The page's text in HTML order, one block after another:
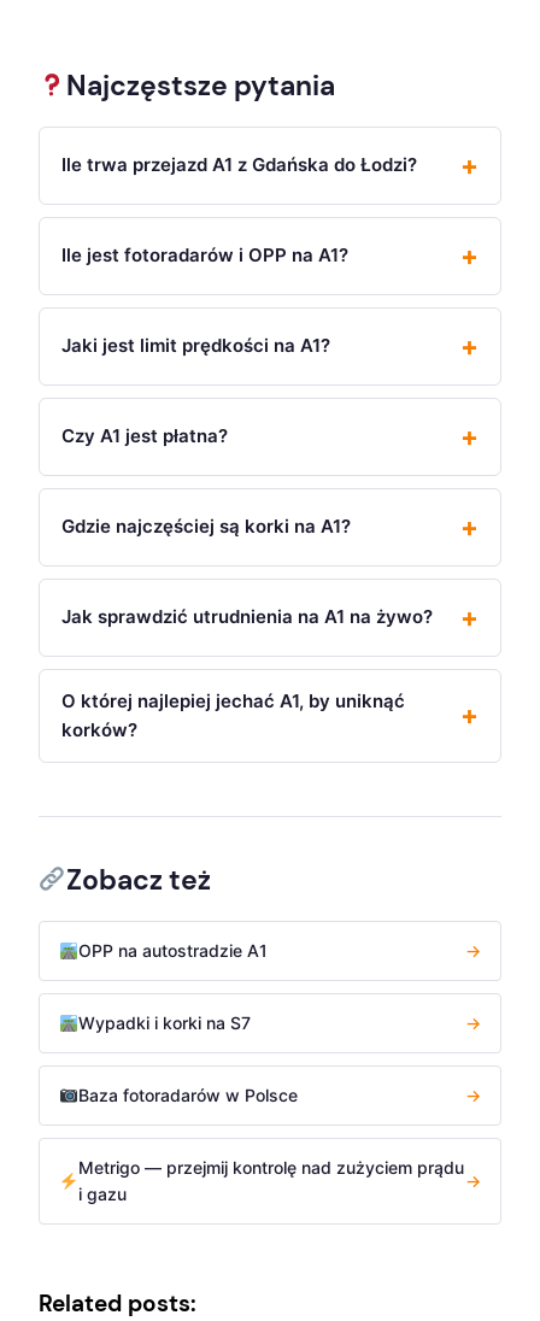
Najczęstsze pytania
Ile trwa przejazd A1 z Gdańska do Łodzi?
Ile jest fotoradarów i OPP na A1?
Jaki jest limit prędkości na A1?
Czy A1 jest płatna?
Gdzie najczęściej są korki na A1?
Jak sprawdzić utrudnienia na A1 na żywo?
O której najlepiej jechać A1, by uniknąć
korków?
Zobacz też
OPP na autostradzie A1 →
Wypadki i korki na S7 →
Baza fotoradarów w Polsce →
Metrigo — przejmij kontrolę nad zużyciem prądu
i gazu
→
Related posts: